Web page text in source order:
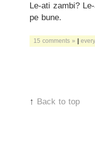
Le-ati zambi?
pe bune.
15 comments » |
↑ Back to top